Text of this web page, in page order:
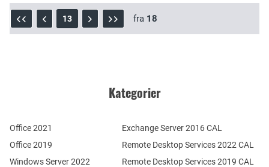
13 fra 18
Kategorier
Office 2021
Office 2019
Windows Server 2022
Remote Desktop Services 2022 CAL
Remote Desktop Services 2019 CAL
Exchange Server 2016 CAL